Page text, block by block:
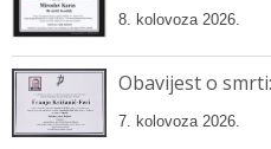
8. kolovoza 2026.
Obavijest o
7. kolovoza 2026.